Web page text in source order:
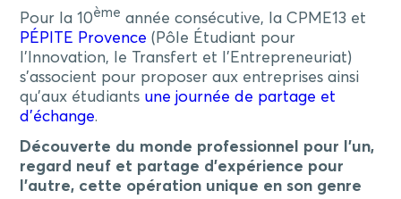
Pour la 10ème année consécutive, la CPME13 et
PÉPITE Provence (Pôle Étudiant pour
l’Innovation, le Transfert et l’Entrepreneuriat)
s’associent pour proposer aux entreprises ainsi
qu’aux étudiants une journée de partage et
d’échange.
Découverte du monde professionnel pour l’un,
regard neuf et partage d’expérience pour
l’autre, cette opération unique en son genre